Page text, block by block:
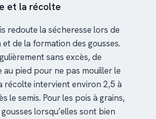
et la récolte
redoute la sécheresse lors de
de la formation des gousses.
sans excès, de
pied pour ne pas mouiller le
récolte intervient environ 2,5 à
le semis. Pour les pois à grains,
lorsqu’elles sont bien